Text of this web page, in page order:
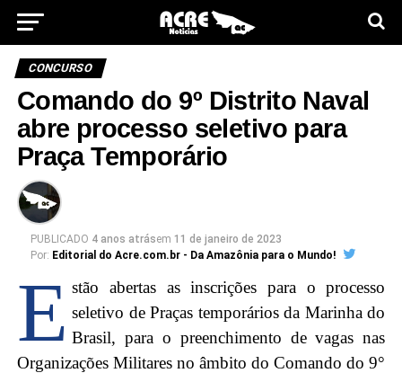
CONCURSO
Comando do 9º Distrito Naval
abre processo seletivo para
Praça Temporário
PUBLICADO 4 anos atrásem 11 de janeiro de 2023
Por: Editorial do Acre.com.br - Da Amazônia para o Mundo!
E stão abertas as inscrições para o processo
seletivo de Praças temporários da Marinha do
Brasil, para o preenchimento de vagas nas
Organizações Militares no âmbito do Comando do 9°